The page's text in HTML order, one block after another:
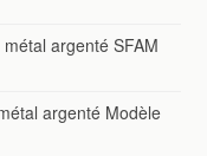
argenté SFAM
argenté Modèle